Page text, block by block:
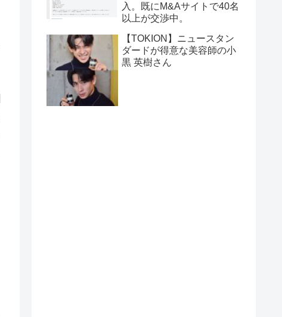
入。既にM&Aサイトで40名
以上が交渉中。
【TOKION】ニュースタン
ダードが得意な美容師の小
黒 英樹さん